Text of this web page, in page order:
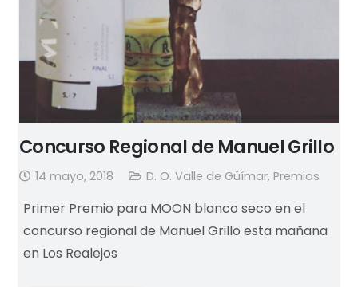
Concurso Regional de Manuel Grillo
14 mayo, 2018 D. O. Valle de Güímar, Premios
Primer Premio para MOON blanco seco en el
concurso regional de Manuel Grillo esta mañana
en Los Realejos